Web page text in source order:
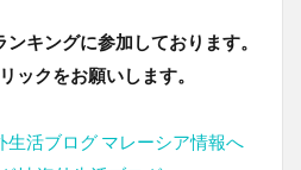
ンキングに参加しております。
ックをお願いします。